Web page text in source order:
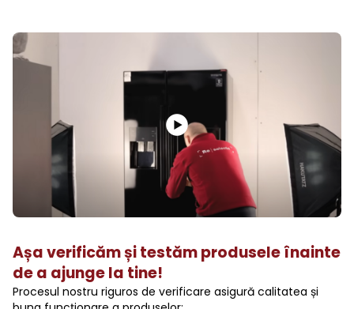
Așa verificăm și testăm produsele înainte
de a ajunge la tine!
Procesul nostru riguros de verificare asigură calitatea și